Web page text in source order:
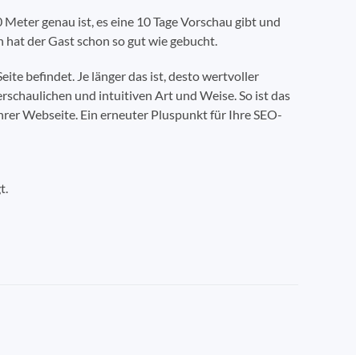
genau ist, es eine 10 Tage Vorschau gibt und
der Gast schon so gut wie gebucht.
befindet. Je länger das ist, desto wertvoller
und intuitiven Art und Weise. So ist das
Webseite. Ein erneuter Pluspunkt für Ihre SEO-